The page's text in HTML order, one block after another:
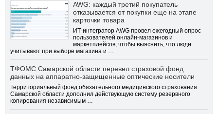
AWG: каждый третий покупатель
отказывается от покупки еще на этапе
карточки товара
ИТ-интегратор AWG провел ежегодный опрос
пользователей онлайн-магазинов и
маркетплейсов, чтобы выяснить, что люди
учитывают при выборе магазина и …
ТФОМС Самарской области перевел страховой фонд
данных на аппаратно-защищенные оптические носители
Территориальный фонд обязательного медицинского страхования
Самарской области дополнил действующую систему резервного
копирования независимым …